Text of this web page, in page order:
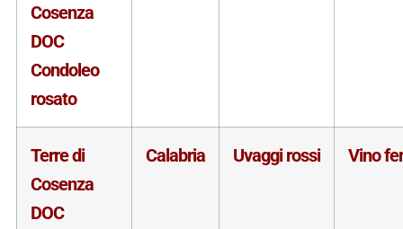
Cosenza
DOC
Condoleo
rosato
Terre di
Cosenza
DOC
Calabria Uvaggi rossi Vino